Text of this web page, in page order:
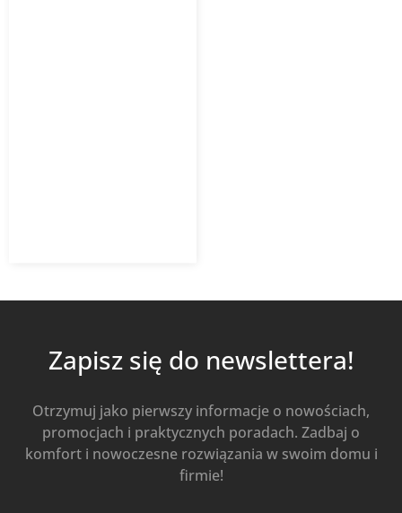
Zapisz się do newslettera!
Otrzymuj jako pierwszy informacje o nowościach,
promocjach i praktycznych poradach. Zadbaj o
komfort i nowoczesne rozwiązania w swoim domu i
firmie!